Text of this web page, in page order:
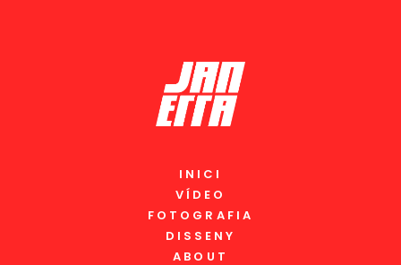
INICI
VÍDEO
FOTOGRAFIA
DISSENY
ABOUT